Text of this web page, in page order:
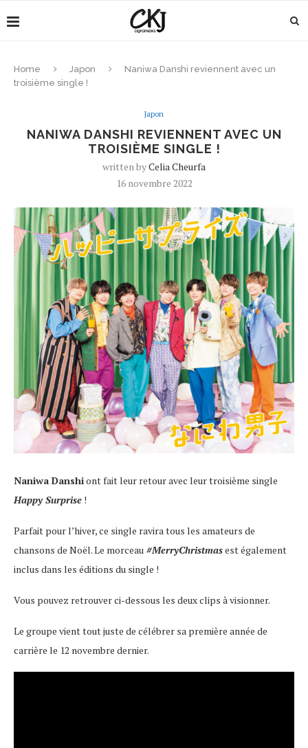
Home Japon
Naniwa Danshi reviennent avec un
troisième single !
Japon
NANIWA DANSHI REVIENNENT AVEC UN
TROISIÈME SINGLE !
written byCelia Cheurfa
16 novembre 2022
Naniwa Danshiont fait leur retour avec leur troisième single
Happy Surprise !
Parfait pour l’hiver, ce single ravira tous les amateurs de
chansons de Noël. Le morceau #MerryChristmasest également
inclus dans les éditions du single !
Vous pouvez retrouver ci-dessous les deux clips à visionner.
Le groupe vient tout juste de célébrer sa première année de
carrière le 12 novembre dernier.